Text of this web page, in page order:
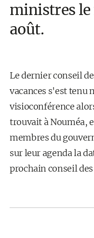
ministres le
août.
Le dernier conseil
vacances s'est tenu
visioconférence
trouvait à Nouméa,
membres du
sur leur agenda la
prochain conseil